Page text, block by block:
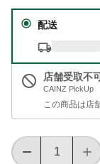
配送
店舗受取不
CAINZ PickUp
この商品は店